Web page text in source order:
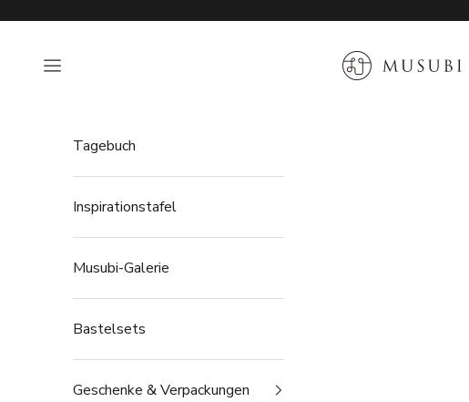
MUSUBI KILN
Navigationsmenü öffnen
Tagebuch
Inspirationstafel
Musubi-Galerie
Bastelsets
Geschenke & Verpackungen